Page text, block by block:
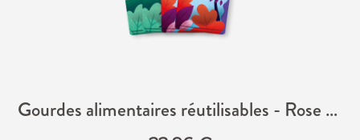
Gourdes alimentaires réutilisables - Rose & Vert